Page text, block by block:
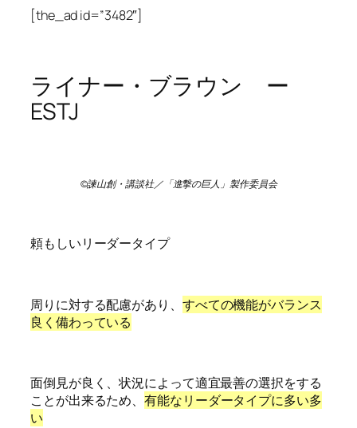
[the_ad id=”3482″]
ライナー・ブラウン ー
ESTJ
©諫山創・講談社／「進撃の巨人」製作委員会
頼もしいリーダータイプ
周りに対する配慮があり、 すべての機能がバランス
良く備わっている
面倒見が良く、状況によって適宜最善の選択をする
ことが出来るため、有能なリーダータイプに多い多
い